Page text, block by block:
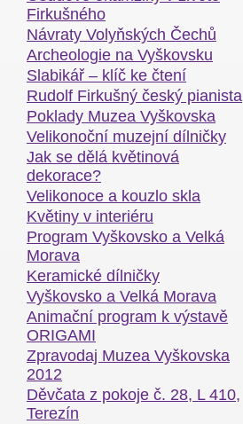
Firkušného
Návraty Volyňských Čechů
Archeologie na Vyškovsku
Slabikář – klíč ke čtení
Rudolf Firkušný český pianista
Poklady Muzea Vyškovska
Velikonoční muzejní dílničky
Jak se dělá květinová
dekorace?
Velikonoce a kouzlo skla
Květiny v interiéru
Program Vyškovsko a Velká
Morava
Keramické dílničky
Vyškovsko a Velká Morava
Animační program k výstavě
ORIGAMI
Zpravodaj Muzea Vyškovska
2012
Děvčata z pokoje č. 28, L 410,
Terezín